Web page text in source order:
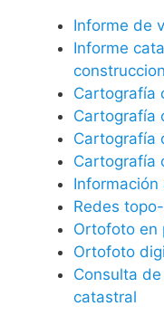
Informe de
Informe
Cartografía
Cartografía
Cartografía
Cartografía
Redes
Ortofoto en
Ortofoto
Consulta
catastral